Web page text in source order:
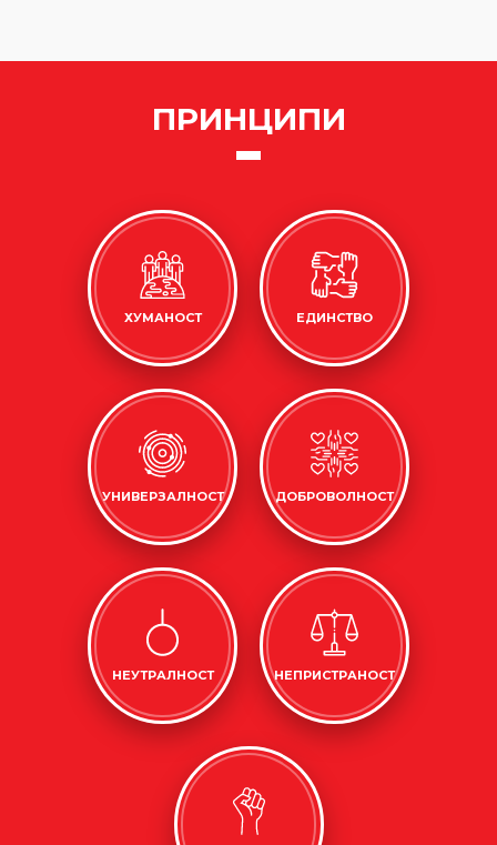
ПРИНЦИПИ
ХУМАНОСТ ЕДИНСТВО
УНИВЕРЗАЛНОСТ ДОБРОВОЛНОСТ
НЕУТРАЛНОСТ НЕПРИСТРАНОСТ